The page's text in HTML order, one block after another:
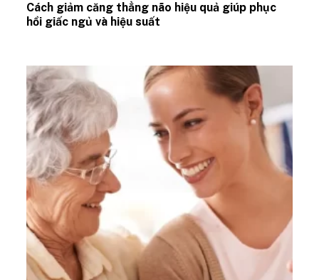
Cách giảm căng thẳng não hiệu quả giúp phục
hồi giấc ngủ và hiệu suất